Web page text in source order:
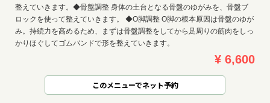
整えていきます。◆骨盤調整 身体の土台となる骨盤のゆがみを、骨盤ブ
ロックを使って整えていきます。 ◆O脚調整 O脚の根本原因は骨盤のゆが
み。持続力を高めるため、まずは骨盤調整をしてから足周りの筋肉をしっ
かりほぐしてゴムバンドで形を整えていきます。
¥ 6,600
このメニューでネット予約